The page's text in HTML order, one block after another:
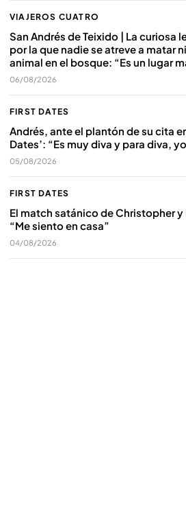
VIAJEROS CUATRO
San Andrés de Teixido | La curiosa
por la que nadie se atreve a matar
animal en el bosque: “Es un lugar
06/08/2026
FIRST DATES
Andrés, ante el plantón de su cita
Dates’: “Es muy diva y para diva,
05/08/2026
FIRST DATES
El match satánico de Christopher y
“Me siento en casa”
04/08/2026